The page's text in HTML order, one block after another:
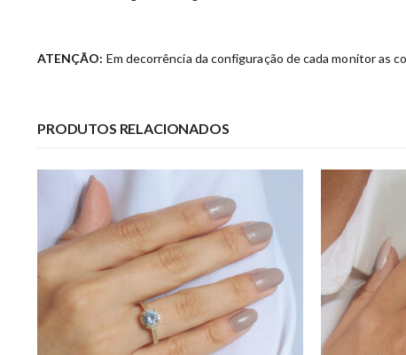
ATENÇÃO: Em decorrência da configuração de cada monitor as
PRODUTOS RELACIONADOS